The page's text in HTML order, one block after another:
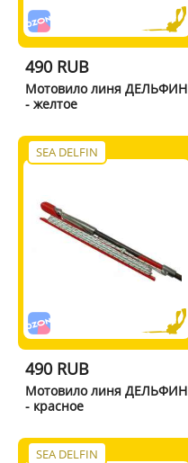
490 RUB
Мотовило линя ДЕЛЬФИН
- желтое
SEA DELFIN
490 RUB
Мотовило линя ДЕЛЬФИН
- красное
SEA DELFIN